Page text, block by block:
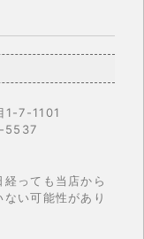
1-7-1101
5537
っても当店から
い可能性があり